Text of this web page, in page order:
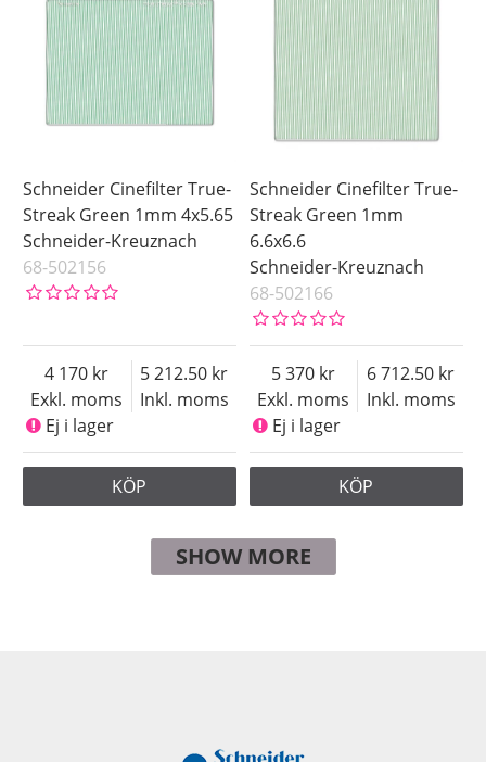
Schneider Cinefilter True-
Streak Green 1mm 4x5.65
Schneider-Kreuznach
68-502156
Exkl. moms
4 170
Inkl. moms
5 212.50
Ej i lager
KÖP
Schneider Cinefilter True-
Streak Green 1mm
6.6x6.6
Schneider-Kreuznach
68-502166
Exkl. moms
5 370
Inkl. moms
6 712.50
Ej i lager
KÖP
SHOW MORE